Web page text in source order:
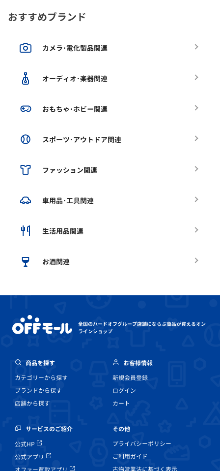
おすすめブランド
カメラ･電化製品関連
オーディオ･楽器関連
おもちゃ･ホビー関連
スポーツ･アウトドア関連
ファッション関連
車用品･工具関連
生活用品関連
お酒関連
全国のハードオフグループ店舗にならぶ商品が買えるオン
ラインショップ
商品を探す
カテゴリーから探す
ブランドから探す
店舗から探す
お客様情報
新規会員登録
ログイン
カート
サービスのご紹介
公式HP
公式アプリ
その他
プライバシーポリシー
ご利用ガイド